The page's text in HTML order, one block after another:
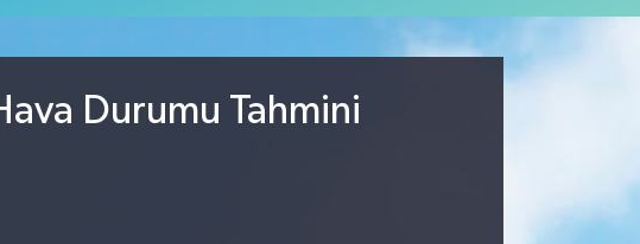
14.598,00
Durumu Tahmini